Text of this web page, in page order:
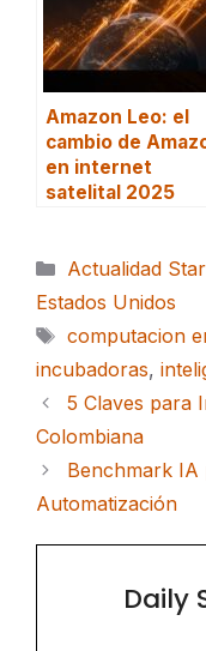
Amazon Leo: el
cambio de
en internet
satelital 2025
Categorías
Actualidad
Estados Unidos
Etiquetas
computacion
incubadoras,
5 Claves para
Colombiana
Benchmark IA
Automatización
Daily